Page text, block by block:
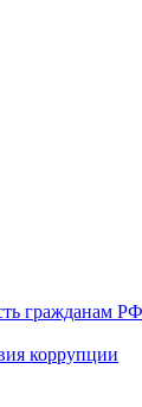
гражданам РФ
коррупции